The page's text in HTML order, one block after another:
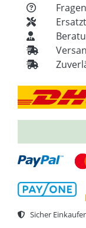
Fragen
Sicher